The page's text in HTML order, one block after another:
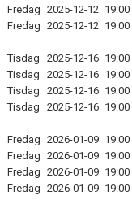
Fredag 2025-12-12 19:00
Fredag 2025-12-12 19:00
Tisdag 2025-12-16 19:00
Tisdag
2025-12-16 19:00
Tisdag
2025-12-16 19:00
Tisdag
2025-12-16 19:00
Fredag 2026-01-09 19:00
Fredag 2026-01-09 19:00
Fredag 2026-01-09 19:00
Fredag 2026-01-09 19:00